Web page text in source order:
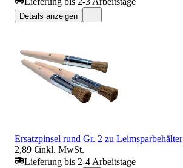
Details anzeigen
Ersatzpinsel rund Gr. 2 zu Leimsparbehälter
2,89 €inkl. MwSt.
Lieferung bis 2-4 Arbeitstage